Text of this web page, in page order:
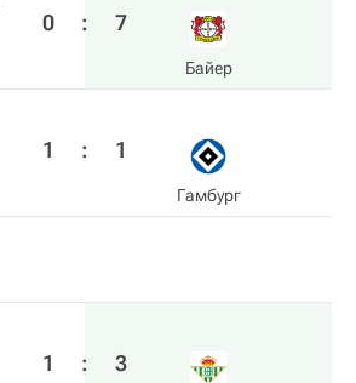
0 : 7
Байер
1 : 1
Гамбург
1 : 3